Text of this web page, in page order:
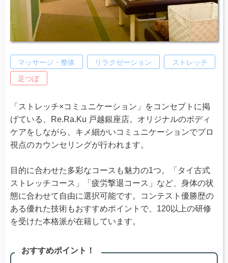
マッサージ・整体 リラクゼーション ストレッチ
足つぼ
「ストレッチ×コミュニケーション」をコンセプトに掲
げている、Re.Ra.Ku 戸越銀座店。オリジナルのボディ
ケアをしながら、キメ細かいコミュニケーションでプロ
視点のカウンセリングが行われます。
目的に合わせた多彩なコースも魅力の1つ。「タイ古式
ストレッチコース」「疲労撃退コース」など、身体の状
態に合わせて自由に選択可能です。コンテスト優勝歴の
ある優れた技術もおすすめポイントで、120以上の研修
を受けた本格派が在籍しています。
おすすめポイント！